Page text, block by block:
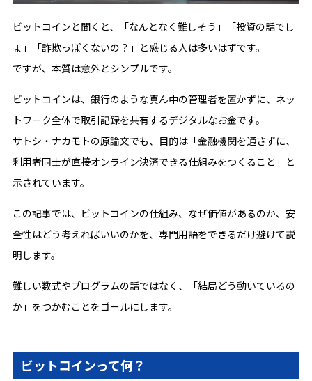
ビットコインと聞くと、「なんとなく難しそう」「投資の話でし
ょ」「詐欺っぽくないの？」と感じる人は多いはずです。
ですが、本質は意外とシンプルです。
ビットコインは、銀行のような真ん中の管理者を置かずに、ネッ
トワーク全体で取引記録を共有するデジタルなお金です。
サトシ・ナカモトの原論文でも、目的は「金融機関を通さずに、
利用者同士が直接オンライン決済できる仕組みをつくること」と
示されています。
この記事では、ビットコインの仕組み、なぜ価値があるのか、安
全性はどう考えればいいのかを、専門用語をできるだけ避けて説
明します。
難しい数式やプログラムの話ではなく、「結局どう動いているの
か」をつかむことをゴールにします。
ビットコインって何？